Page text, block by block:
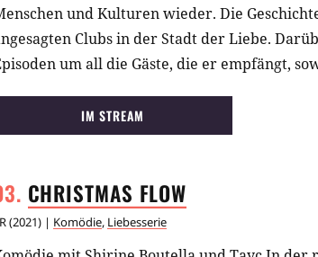
und Kulturen wieder. Die
Clubs in der Stadt der Liebe.
um all die Gäste, die er empfängt,
IM STREAM
CHRISTMAS FLOW
(2021) | Komödie, Liebesserie